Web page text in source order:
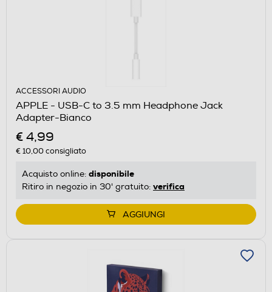
ACCESSORI AUDIO
APPLE - USB-C to 3.5 mm Headphone Jack
Adapter-Bianco
€ 4,99
€ 10,00consigliato
Acquisto online: disponibile
Ritiro in negozio in 30' gratuito: verifica
AGGIUNGI